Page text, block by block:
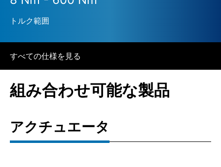
トルク範囲
すべての仕様を見る
組み合わせ可能な製品
アクチュエータ